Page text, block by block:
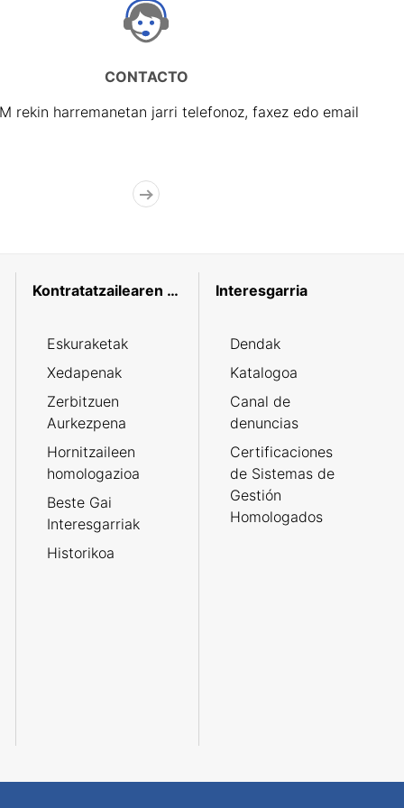
CONTACTO
rekin harremanetan jarri telefonoz, faxez edo email
Kontratatzailearen profila
Eskuraketak
Xedapenak
Zerbitzuen
Aurkezpena
Hornitzaileen
homologazioa
Beste Gai
Interesgarriak
Historikoa
Interesgarria
Dendak
Katalogoa
Canal de
denuncias
Certificaciones
de Sistemas de
Gestión
Homologados